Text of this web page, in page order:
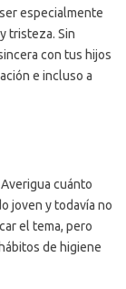
especialmente
tristeza. Sin
con tus hijos
e incluso a
cuánto
joven y todavía no
el tema, pero
de higiene